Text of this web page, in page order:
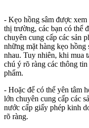
- Kẹo hồng sâm được
thị trường, các bạn có thể
chuyên cung cấp các sản
những mặt hàng kẹo
nhau. Tuy nhiên, khi mua
chú ý rõ ràng các thông
phẩm.
- Hoặc để có thể yên tâm
lớn chuyên cung cấp các
nước cấp giấy phép kinh
rõ ràng.